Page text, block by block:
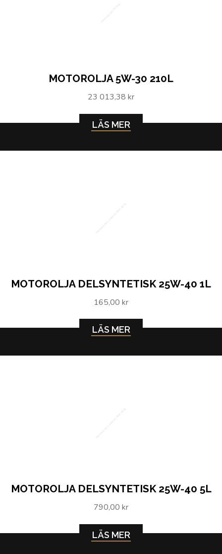
MOTOROLJA 5W-30 210L
23 013,38 kr
LÄS MER
MOTOROLJA DELSYNTETISK 25W-40 1L
165,00 kr
LÄS MER
MOTOROLJA DELSYNTETISK 25W-40 5L
790,00 kr
LÄS MER